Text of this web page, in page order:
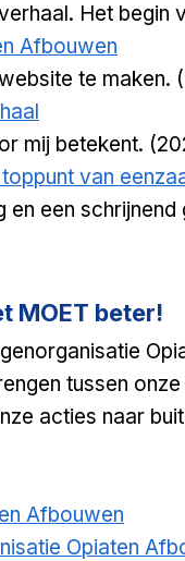
Het begin
Afbouwen
te maken.
mij betekent.
van
een
MOET beter!
tussen
acties naar
Afbouwen
Opiaten